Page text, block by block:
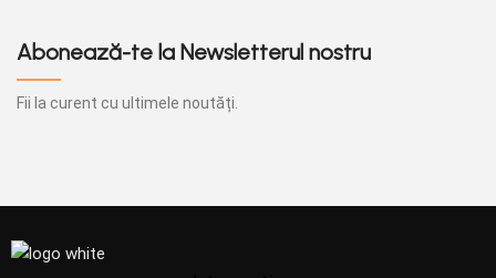
Abonează-te la Newsletterul nostru
Fii la curent cu ultimele noutăți.